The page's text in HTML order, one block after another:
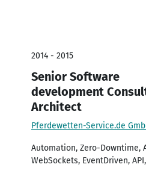
2014 - 2015
Senior Software
development
Architect
Pferdewetten-Service.de
Automation, Zero-Downtime,
WebSockets, EventDriven,